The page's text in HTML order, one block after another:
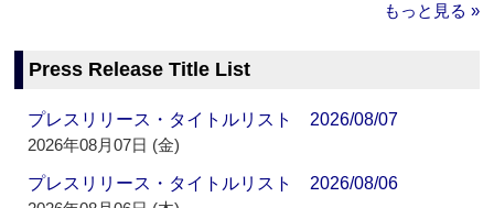
もっと見る »
Press Release Title List
プレスリリース・タイトルリスト 2026/08/07
2026年08月07日 (金)
プレスリリース・タイトルリスト 2026/08/06